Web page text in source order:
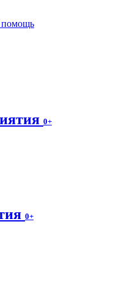
помощь
0+
0+